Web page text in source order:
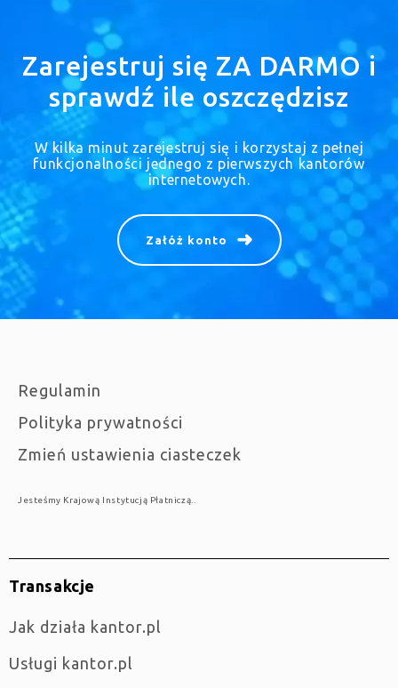
Zarejestruj się ZA DARMO i
sprawdź ile oszczędzisz
W kilka minut zarejestruj się i korzystaj z pełnej
funkcjonalności jednego z pierwszych kantorów
internetowych.
Załóż konto
Regulamin
Polityka prywatności
Zmień ustawienia ciasteczek
Jesteśmy Krajową Instytucją Płatniczą..
Transakcje
jak działa kantor.pl
Usługi kantor.pl